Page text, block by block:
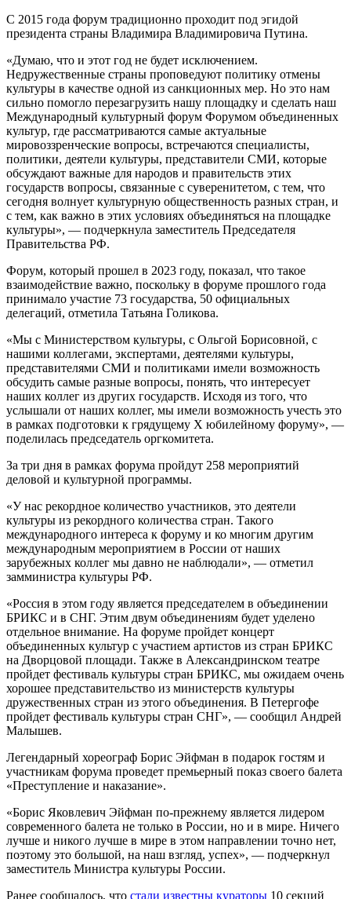
С 2015 года форум традиционно проходит под эгидой
президента страны Владимира Владимировича Путина.
«Думаю, что и этот год не будет исключением.
Недружественные страны проповедуют политику отмены
культуры в качестве одной из санкционных мер. Но это нам
сильно помогло перезагрузить нашу площадку и сделать наш
Международный культурный форум Форумом объединенных
культур, где рассматриваются самые актуальные
мировоззренческие вопросы, встречаются специалисты,
политики, деятели культуры, представители СМИ, которые
обсуждают важные для народов и правительств этих
государств вопросы, связанные с суверенитетом, с тем, что
сегодня волнует культурную общественность разных стран, и
с тем, как важно в этих условиях объединяться на площадке
культуры», — подчеркнула заместитель Председателя
Правительства РФ.
Форум, который прошел в 2023 году, показал, что такое
взаимодействие важно, поскольку в форуме прошлого года
принимало участие 73 государства, 50 официальных
делегаций, отметила Татьяна Голикова.
«Мы с Министерством культуры, с Ольгой Борисовной, с
нашими коллегами, экспертами, деятелями культуры,
представителями СМИ и политиками имели возможность
обсудить самые разные вопросы, понять, что интересует
наших коллег из других государств. Исходя из того, что
услышали от наших коллег, мы имели возможность учесть это
в рамках подготовки к грядущему X юбилейному форуму», —
поделилась председатель оргкомитета.
За три дня в рамках форума пройдут 258 мероприятий
деловой и культурной программы.
«У нас рекордное количество участников, это деятели
культуры из рекордного количества стран. Такого
международного интереса к форуму и ко многим другим
международным мероприятием в России от наших
зарубежных коллег мы давно не наблюдали», — отметил
замминистра культуры РФ.
«Россия в этом году является председателем в объединении
БРИКС и в СНГ. Этим двум объединениям будет уделено
отдельное внимание. На форуме пройдет концерт
объединенных культур с участием артистов из стран БРИКС
на Дворцовой площади. Также в Александринском театре
пройдет фестиваль культуры стран БРИКС, мы ожидаем очень
хорошее представительство из министерств культуры
дружественных стран из этого объединения. В Петергофе
пройдет фестиваль культуры стран СНГ», — сообщил Андрей
Малышев.
Легендарный хореограф Борис Эйфман в подарок гостям и
участникам форума проведет премьерный показ своего балета
«Преступление и наказание».
«Борис Яковлевич Эйфман по-прежнему является лидером
современного балета не только в России, но и в мире. Ничего
лучше и никого лучше в мире в этом направлении точно нет,
поэтому это большой, на наш взгляд, успех», — подчеркнул
заместитель Министра культуры России.
Ранее сообщалось, что стали известны кураторы 10 секций